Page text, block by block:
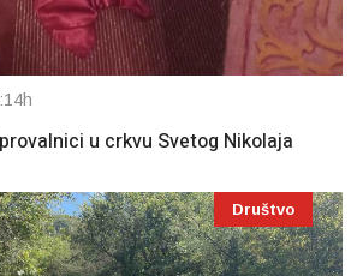
u crkvu Svetog Nikolaja
Društvo